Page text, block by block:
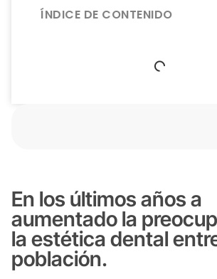
ÍNDICE DE CONTENIDO
En los últimos años a
aumentado la
la estética dental
población.